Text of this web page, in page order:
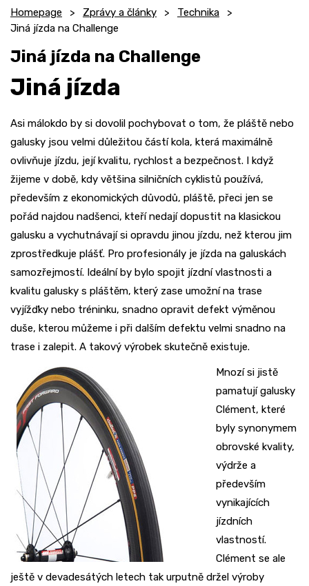
Homepage Zprávy a články
Technika
Jiná jízda na Challenge
Jiná jízda na Challenge
Jiná jízda
Asi málokdo by si dovolil pochybovat o tom, že pláště nebo
galusky jsou velmi důležitou částí kola, která maximálně
ovlivňuje jízdu, její kvalitu, rychlost a bezpečnost. I když
žijeme v době, kdy většina silničních cyklistů používá,
především z ekonomických důvodů, pláště, přeci jen se
pořád najdou nadšenci, kteří nedají dopustit na klasickou
galusku a vychutnávají si opravdu jinou jízdu, než kterou jim
zprostředkuje plášť. Pro profesionály je jízda na galuskách
samozřejmostí. Ideální by bylo spojit jízdní vlastnosti a
kvalitu galusky s pláštěm, který zase umožní na trase
vyjížďky nebo tréninku, snadno opravit defekt výměnou
duše, kterou můžeme i při dalším defektu velmi snadno na
trase i zalepit. A takový výrobek skutečně existuje.
Mnozí si jistě
pamatují galusky
Clément, které
byly synonymem
obrovské kvality,
výdrže a
především
vynikajících
jízdních
vlastností.
Clément se ale
ještě v devadesátých letech tak urputně držel výroby